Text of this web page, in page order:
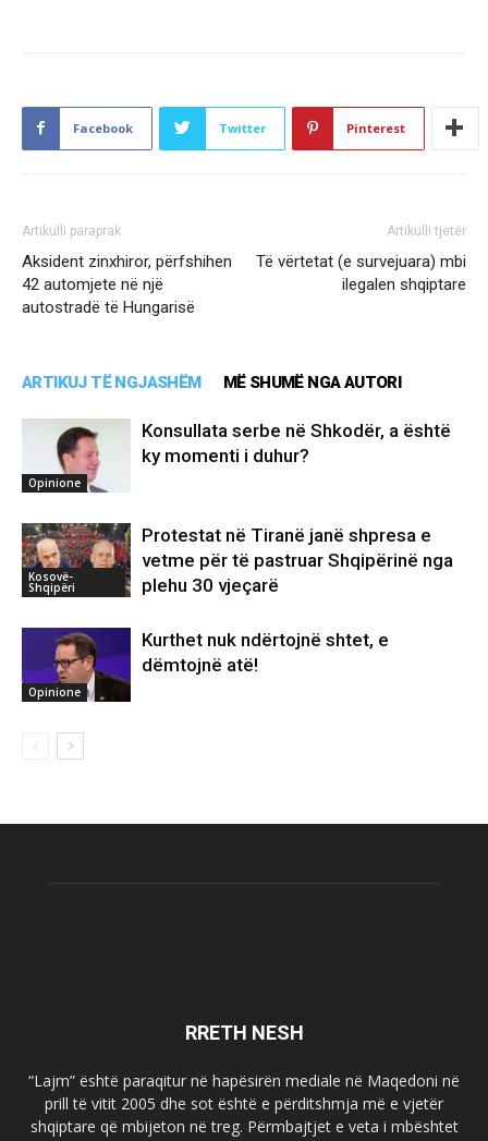
Facebook Twitter Pinterest
Artikulli paraprak
Aksident zinxhiror, përfshihen
42 automjete në një
autostradë të Hungarisë
Artikulli tjetër
Të vërtetat (e survejuara) mbi
ilegalen shqiptare
ARTIKUJ TË NGJASHËM MË SHUMË NGA AUTORI
Opinione
Konsullata serbe në Shkodër, a është
ky momenti i duhur?
Kosovë-
Shqipëri
Protestat në Tiranë janë shpresa e
vetme për të pastruar Shqipërinë nga
plehu 30 vjeçarë
Opinione
Kurthet nuk ndërtojnë shtet, e
dëmtojnë atë!
RRETH NESH
“Lajm” është paraqitur në hapësirën mediale në Maqedoni në
prill të vitit 2005 dhe sot është e përditshmja më e vjetër
shqiptare që mbijeton në treg. Përmbajtjet e veta i mbështet